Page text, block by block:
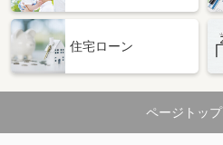
岐阜県岐阜市近島２丁目
住 所
岐阜県岐
物件種別 貸倉庫
使用面積 158.55m²
住宅ローン
ページトッ